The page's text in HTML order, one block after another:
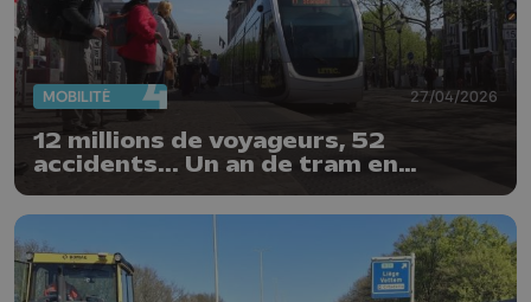
MOBILITÉ 27/04/2026
12 millions de voyageurs, 52
accidents... Un an de tram en